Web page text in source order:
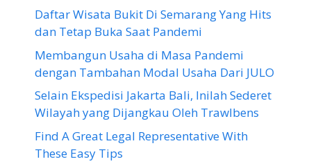
Daftar Wisata Bukit Di Semarang Yang Hits
dan Tetap Buka Saat Pandemi
Membangun Usaha di Masa Pandemi
dengan Tambahan Modal Usaha Dari JULO
Selain Ekspedisi Jakarta Bali, Inilah Sederet
Wilayah yang Dijangkau Oleh Trawlbens
Find A Great Legal Representative With
These Easy Tips